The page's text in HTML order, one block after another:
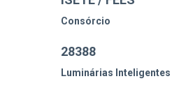
Consórcio
28388
Luminárias Inteligentes